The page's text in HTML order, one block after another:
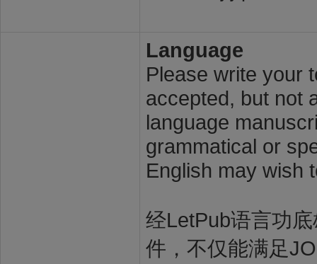
Language
Please write your
accepted, but not
language
grammatical or
English may wish
经LetPub语言功
件，不仅能满足